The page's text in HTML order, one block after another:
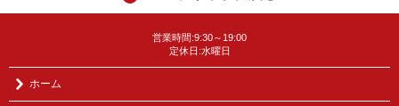
営業時間:9:30～19:00
定休日:水曜日
ホーム